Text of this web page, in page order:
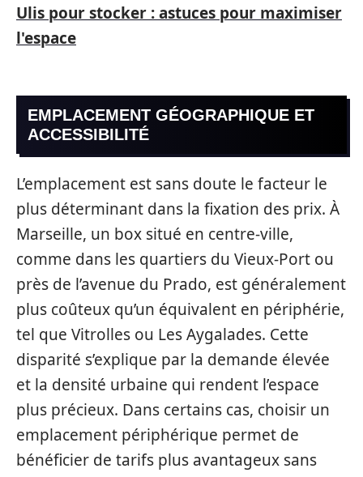
Ulis pour stocker : astuces pour maximiser
l'espace
EMPLACEMENT GÉOGRAPHIQUE ET
ACCESSIBILITÉ
L’emplacement est sans doute le facteur le
plus déterminant dans la fixation des prix. À
Marseille, un box situé en centre-ville,
comme dans les quartiers du Vieux-Port ou
près de l’avenue du Prado, est généralement
plus coûteux qu’un équivalent en périphérie,
tel que Vitrolles ou Les Aygalades. Cette
disparité s’explique par la demande élevée
et la densité urbaine qui rendent l’espace
plus précieux. Dans certains cas, choisir un
emplacement périphérique permet de
bénéficier de tarifs plus avantageux sans